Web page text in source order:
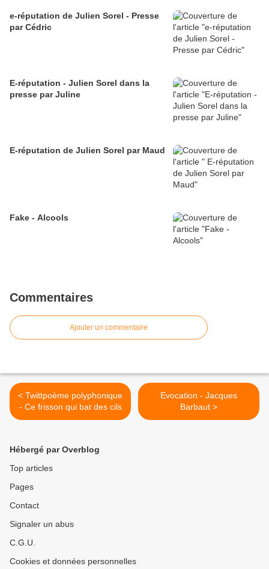
e-réputation de Julien Sorel - Presse
par Cédric
E-réputation - Julien Sorel dans la
presse par Juline
E-réputation de Julien Sorel par Maud
Fake - Alcools
Commentaires
Ajouter un commentaire
< Twittpoème polyphonique
- Ce frisson qui bat des cils
Evocation - Jacques
Barbaut >
Hébergé par Overblog
Top articles
Pages
Contact
Signaler un abus
C.G.U.
Cookies et données personnelles